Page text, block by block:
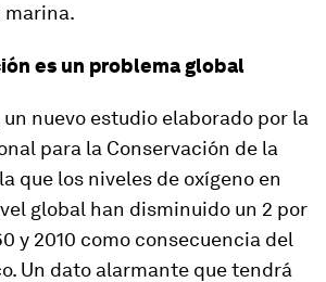
marina.
es un problema global
nuevo estudio elaborado por la
para la Conservación de la
que los niveles de oxígeno en
global han disminuido un 2 por
y 2010 como consecuencia del
Un dato alarmante que tendrá